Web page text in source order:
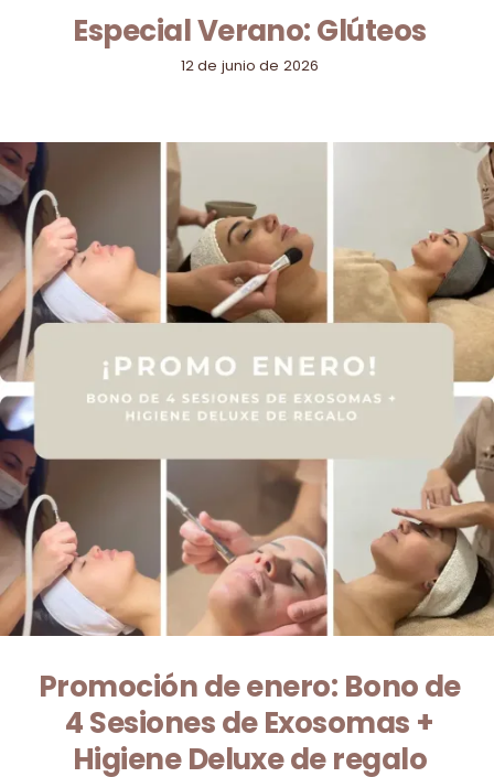
Especial Verano: Glúteos
12 de junio de 2026
Promoción de enero: Bono de
4 Sesiones de Exosomas +
Higiene Deluxe de regalo